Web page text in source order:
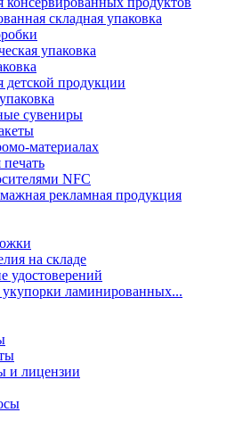
складная упаковка
упаковка
детской продукции
сувениры
материалах
NFC
рекламная продукция
на складе
удостоверений
ламинированных...
и лицензии